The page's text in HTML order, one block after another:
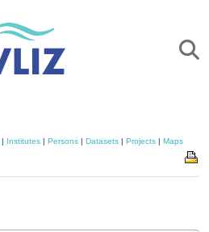
| Institutes | Persons | Datasets | Projects | Maps